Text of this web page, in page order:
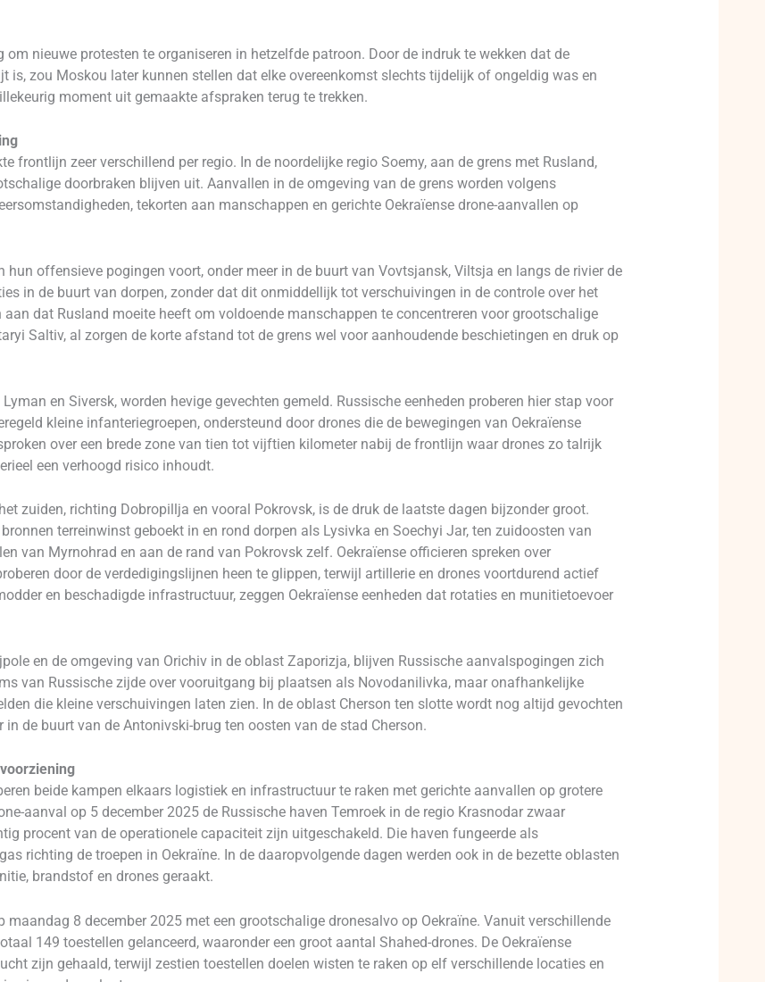
nieuwe protesten te organiseren in hetzelfde patroon. Door de indruk te wekken dat de
is, zou Moskou later kunnen stellen dat elke overeenkomst slechts tijdelijk of ongeldig was en
moment uit gemaakte afspraken terug te trekken.
frontlijn zeer verschillend per regio. In de noordelijke regio Soemy, aan de grens met Rusland,
doorbraken blijven uit. Aanvallen in de omgeving van de grens worden volgens
tekorten aan manschappen en gerichte Oekraïense drone-aanvallen op
hun offensieve pogingen voort, onder meer in de buurt van Vovtsjansk, Viltsja en langs de rivier de
in de buurt van dorpen, zonder dat dit onmiddellijk tot verschuivingen in de controle over het
aan dat Rusland moeite heeft om voldoende manschappen te concentreren voor grootschalige
Saltiv, al zorgen de korte afstand tot de grens wel voor aanhoudende beschietingen en druk op
en Siversk, worden hevige gevechten gemeld. Russische eenheden proberen hier stap voor
kleine infanteriegroepen, ondersteund door drones die de bewegingen van Oekraïense
over een brede zone van tien tot vijftien kilometer nabij de frontlijn waar drones zo talrijk
een verhoogd risico inhoudt.
zuiden, richting Dobropillja en vooral Pokrovsk, is de druk de laatste dagen bijzonder groot.
terreinwinst geboekt in en rond dorpen als Lysivka en Soechyi Jar, ten zuidoosten van
van Myrnohrad en aan de rand van Pokrovsk zelf. Oekraïense officieren spreken over
door de verdedigingslijnen heen te glippen, terwijl artillerie en drones voortdurend actief
en beschadigde infrastructuur, zeggen Oekraïense eenheden dat rotaties en munitietoevoer
en de omgeving van Orichiv in de oblast Zaporizja, blijven Russische aanvalspogingen zich
van Russische zijde over vooruitgang bij plaatsen als Novodanilivka, maar onafhankelijke
die kleine verschuivingen laten zien. In de oblast Cherson ten slotte wordt nog altijd gevochten
in de buurt van de Antonivski-brug ten oosten van de stad Cherson.
beide kampen elkaars logistiek en infrastructuur te raken met gerichte aanvallen op grotere
aanval op 5 december 2025 de Russische haven Temroek in de regio Krasnodar zwaar
procent van de operationele capaciteit zijn uitgeschakeld. Die haven fungeerde als
richting de troepen in Oekraïne. In de daaropvolgende dagen werden ook in de bezette oblasten
brandstof en drones geraakt.
8 december 2025 met een grootschalige dronesalvo op Oekraïne. Vanuit verschillende
149 toestellen gelanceerd, waaronder een groot aantal Shahed-drones. De Oekraïense
zijn gehaald, terwijl zestien toestellen doelen wisten te raken op elf verschillende locaties en